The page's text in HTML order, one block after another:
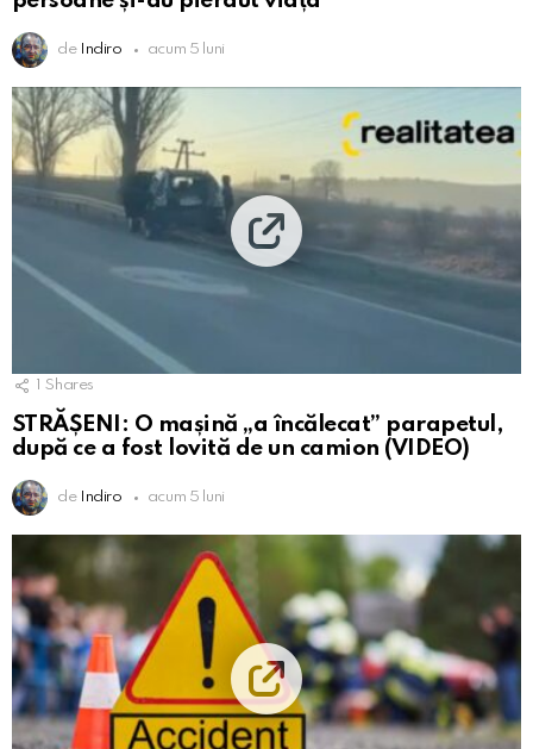
de Indiro acum 5 luni
Shares
STRĂȘENI: O mașină „a încălecat” parapetul,
după ce a fost lovită de un camion (VIDEO)
de Indiro acum 5 luni